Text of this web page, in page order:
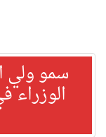
سمو ولي